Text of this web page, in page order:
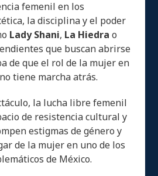
femenil en los
la disciplina y el poder
Lady Shani, La Hiedra o
que buscan abrirse
de que el rol de la mujer en
tiene marcha atrás.
la lucha libre femenil
de resistencia cultural y
estigmas de género y
de la mujer en uno de los
de México.